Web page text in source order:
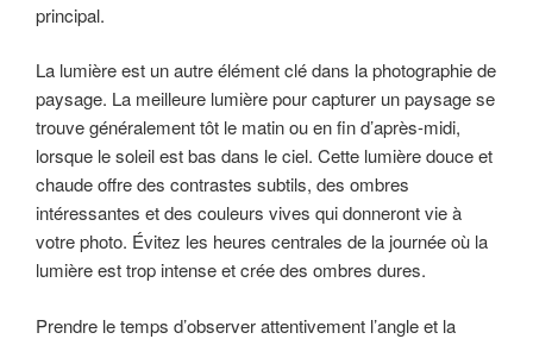
principal.
La lumière est un autre élément clé dans la photographie de
paysage. La meilleure lumière pour capturer un paysage se
trouve généralement tôt le matin ou en fin d’après-midi,
lorsque le soleil est bas dans le ciel. Cette lumière douce et
chaude offre des contrastes subtils, des ombres
intéressantes et des couleurs vives qui donneront vie à
votre photo. Évitez les heures centrales de la journée où la
lumière est trop intense et crée des ombres dures.
Prendre le temps d’observer attentivement l’angle et la